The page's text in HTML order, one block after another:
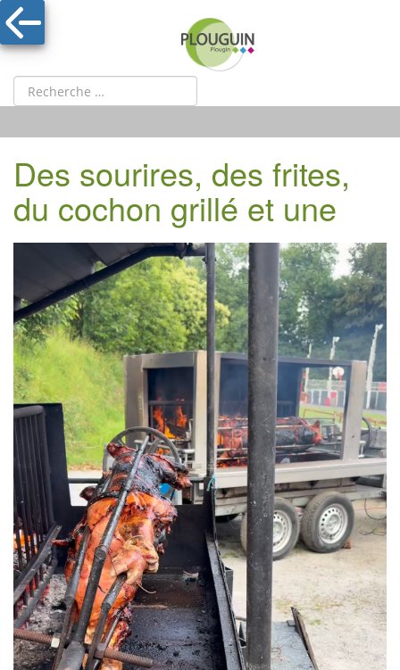
Des sourires, des frites,
du cochon grillé et une